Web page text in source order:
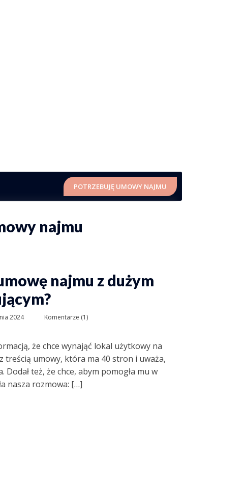
POTRZEBUJĘ UMOWY NAJMU
najmu
najmu z dużym
2024 Komentarze (1)
że chce wynająć lokal użytkowy na
treścią umowy, która ma 40 stron i uważa,
też, że chce, abym pomogła mu w
nasza rozmowa: […]